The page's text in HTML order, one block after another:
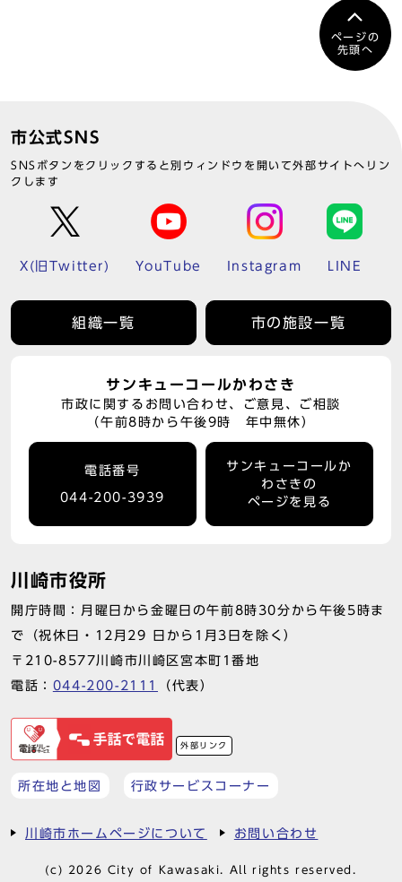
ページの
先頭へ
市公式SNS
SNSボタンをクリックすると別ウィンドウを開いて外部サイトへリン
クします
X(旧Twitter) YouTube Instagram LINE
組織一覧 市の施設一覧
サンキューコールかわさき
市政に関するお問い合わせ、ご意見、ご相談
（午前8時から午後9時 年中無休）
電話番号
044-200-3939
サンキューコールか
わさきの
ページを見る
川崎市役所
開庁時間：月曜日から金曜日の午前8時30分から午後5時ま
で（祝休日・12月29 日から1月3日を除く）
〒210-8577川崎市川崎区宮本町1番地
電話： 044-200-2111 （代表）
外部リンク
所在地と地図 行政サービスコーナー
川崎市ホームページについて お問い合わせ
(c) 2026 City of Kawasaki. All rights reserved.